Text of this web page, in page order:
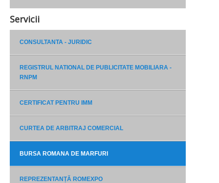
Servicii
CONSULTANTA - JURIDIC
REGISTRUL NATIONAL DE PUBLICITATE MOBILIARA -
RNPM
CERTIFICAT PENTRU IMM
CURTEA DE ARBITRAJ COMERCIAL
BURSA ROMANA DE MARFURI
REPREZENTANȚĂ ROMEXPO